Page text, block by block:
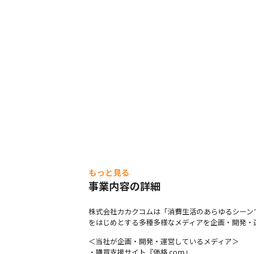
もっと見る
事業内容の詳細
株式会社カカクコムは「消費生活のあらゆるシー
をはじめとする多種多様なメディアを企画・開発・
＜当社が企画・開発・運営しているメディア＞
・購買支援サイト『価格.com』